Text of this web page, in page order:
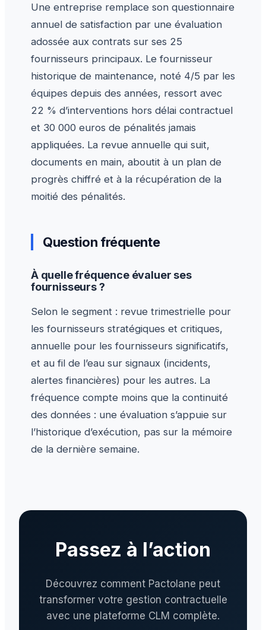
Une entreprise remplace son questionnaire
annuel de satisfaction par une évaluation
adossée aux contrats sur ses 25
fournisseurs principaux. Le fournisseur
historique de maintenance, noté 4/5 par les
équipes depuis des années, ressort avec
22 % d’interventions hors délai contractuel
et 30 000 euros de pénalités jamais
appliquées. La revue annuelle qui suit,
documents en main, aboutit à un plan de
progrès chiffré et à la récupération de la
moitié des pénalités.
Question fréquente
À quelle fréquence évaluer ses
fournisseurs ?
Selon le segment : revue trimestrielle pour
les fournisseurs stratégiques et critiques,
annuelle pour les fournisseurs significatifs,
et au fil de l’eau sur signaux (incidents,
alertes financières) pour les autres. La
fréquence compte moins que la continuité
des données : une évaluation s’appuie sur
l’historique d’exécution, pas sur la mémoire
de la dernière semaine.
Passez à l’action
Découvrez comment Pactolane peut
transformer votre gestion contractuelle
avec une plateforme CLM complète.